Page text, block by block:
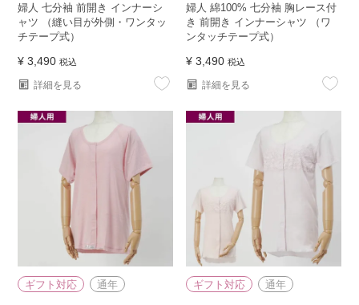
婦人 七分袖 前開き インナーシ
ャツ （縫い目が外側・ワンタッ
チテープ式）
¥ 3,490 税込
詳細を見る
婦人 綿100% 七分袖 胸レース付
き 前開き インナーシャツ （ワ
ンタッチテープ式）
¥ 3,490 税込
詳細を見る
ギフト対応 通年 ギフト対応 通年